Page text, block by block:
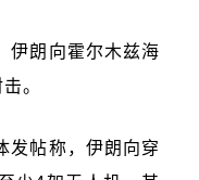
伊朗向霍尔木兹海
。
发帖称，伊朗向穿